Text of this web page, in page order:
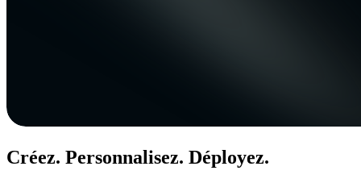
Créez. Personnalisez. Déployez.